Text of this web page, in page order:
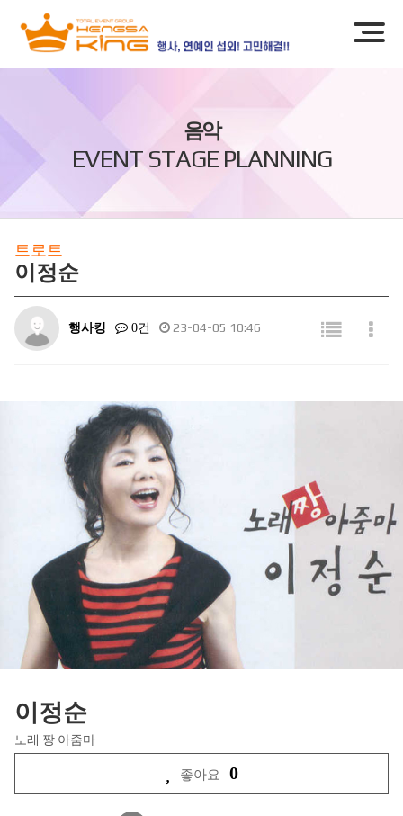
음악
EVENT STAGE PLANNING
트로트
이정순
행사킹 0건 23-04-05 10:46
이정순
노래 짱 아줌마
좋아요 0